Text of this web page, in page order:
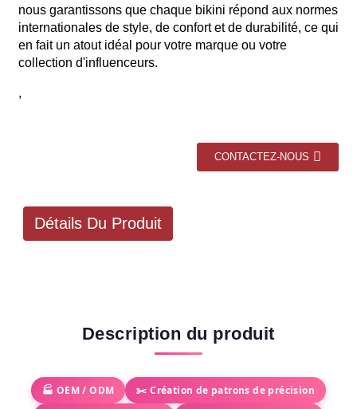
nous garantissons que chaque bikini répond aux normes
internationales de style, de confort et de durabilité, ce qui
en fait un atout idéal pour votre marque ou votre
collection d'influenceurs.
,
CONTACTEZ-NOUS
Détails Du Produit
Description du produit
🏭 OEM / ODM
✂️ Création de patrons de précision